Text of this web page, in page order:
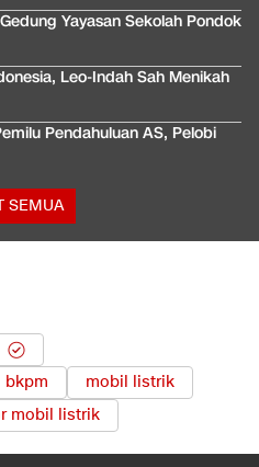
Yayasan Sekolah Pondok
Leo-Indah Sah Menikah
Pendahuluan AS, Pelobi
SEMUA
bkpm
mobil listrik
mobil listrik